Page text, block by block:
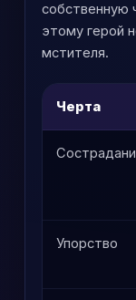
собственную
этому герой
мстителя.
Черта
Упорство